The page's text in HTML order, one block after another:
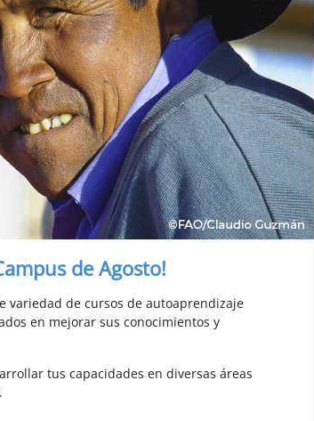
de Agosto!
variedad de cursos de autoaprendizaje
en mejorar sus conocimientos y
tus capacidades en diversas áreas